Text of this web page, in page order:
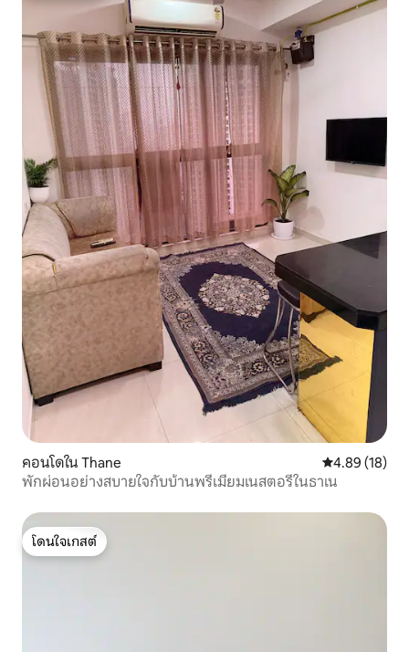
คอนโดใน Thane คะแนนเฉลี่ย
4.89 (18)
พักผ่อนอย่างสบายใจกับบ้านพรีเมียมเนสตอรี่ในธาเน
โดนใจเกสต์
โดนใจเกสต์